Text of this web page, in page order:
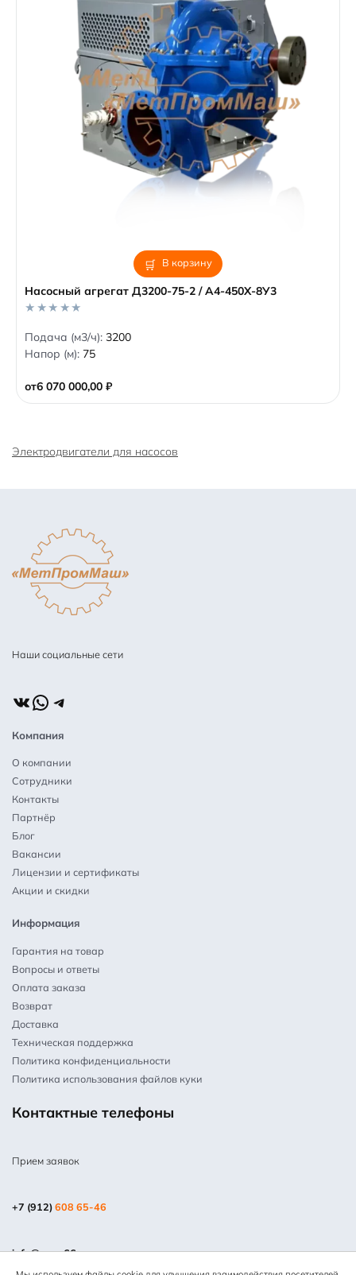
В корзину
Насосный агрегат Д3200-75-2 / А4-450Х-8У3
от6 070 000,00 ₽
0
o
u
f
5
Подача (м3/ч): 3200
Напор (м): 75
Электродвигатели для насосов
Наши социальные сети
ВКонтакте
WhatsApp
Telegram
Компания
О компании
Сотрудники
Контакты
Партнёр
Блог
Вакансии
Лицензии и сертификаты
Акции и скидки
Информация
Гарантия на товар
Вопросы и ответы
Оплата заказа
Возврат
Доставка
Техническая поддержка
Политика конфиденциальности
Политика использования файлов куки
Контактные телефоны
Прием заявок
+7 (912)608 65-46
info@mpm66.ru